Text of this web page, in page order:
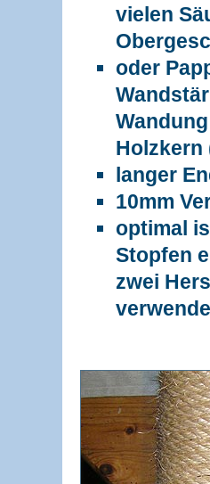
vielen
oder
langer
10mm
optimal
Stopfen
zwei